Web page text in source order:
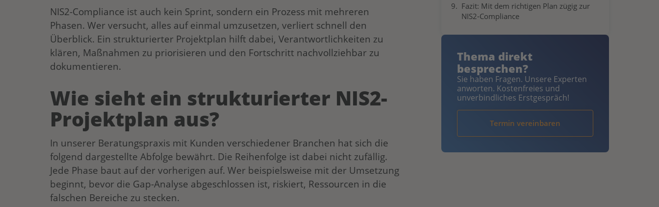
NIS2-Compliance ist auch kein Sprint, sondern ein Prozess mit mehreren
Phasen. Wer versucht, alles auf einmal umzusetzen, verliert schnell den
Überblick. Ein strukturierter Projektplan hilft dabei, Verantwortlichkeiten zu
klären, Maßnahmen zu priorisieren und den Fortschritt nachvollziehbar zu
dokumentieren.
Wie sieht ein strukturierter NIS2-
Projektplan aus?
In unserer Beratungspraxis mit Kunden verschiedener Branchen hat sich die
folgend dargestellte Abfolge bewährt. Die Reihenfolge ist dabei nicht zufällig.
Jede Phase baut auf der vorherigen auf. Wer beispielsweise mit der Umsetzung
beginnt, bevor die Gap-Analyse abgeschlossen ist, riskiert, Ressourcen in die
falschen Bereiche zu stecken.
Fazit: Mit dem richtigen Plan zügig zur
NIS2-Compliance
Thema direkt
besprechen?
Sie haben Fragen. Unsere Experten
anworten. Kostenfreies und
unverbindliches Erstgespräch!
Termin vereinbaren